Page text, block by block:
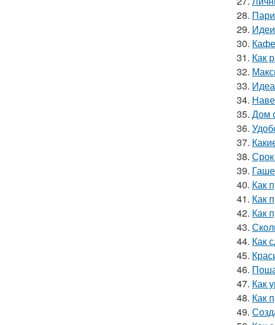
28.
29.
30.
31. Как
32.
33.
34.
35. Дом
36.
37.
38.
39.
40. Как
41. Как
42. Как
43.
44. Как
45.
46.
47. Как
48. Как
49.